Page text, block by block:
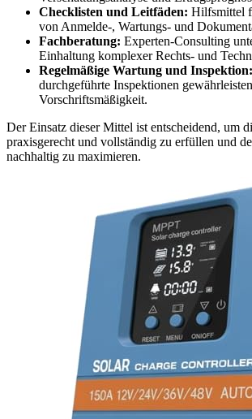
Checklisten und Leitfäden: Hilfsmittel
von Anmelde-, Wartungs- und
Fachberatung: Experten-Consulting
Einhaltung komplexer Rechts- und
Regelmäßige Wartung und Inspektion:
durchgeführte Inspektionen
Vorschriftsmäßigkeit.
Der Einsatz dieser Mittel ist entscheidend, um
praxisgerecht und vollständig zu erfüllen und
nachhaltig zu maximieren.